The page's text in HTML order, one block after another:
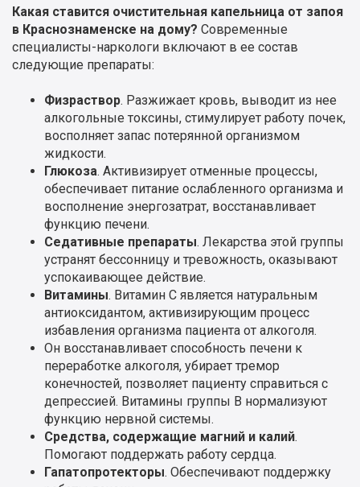
Какая ставится очистительная капельница от запоя
в Краснознаменске на дому? Современные
специалисты-наркологи включают в ее состав
следующие препараты:
Физраствор. Разжижает кровь, выводит из нее
алкогольные токсины, стимулирует работу почек,
восполняет запас потерянной организмом
жидкости.
Глюкоза. Активизирует отменные процессы,
обеспечивает питание ослабленного организма и
восполнение энергозатрат, восстанавливает
функцию печени.
Седативные препараты. Лекарства этой группы
устранят бессонницу и тревожность, оказывают
успокаивающее действие.
Витамины. Витамин С является натуральным
антиоксидантом, активизирующим процесс
избавления организма пациента от алкоголя.
Он восстанавливает способность печени к
переработке алкоголя, убирает тремор
конечностей, позволяет пациенту справиться с
депрессией. Витамины группы В нормализуют
функцию нервной системы.
Средства, содержащие магний и калий.
Помогают поддержать работу сердца.
Гапатопротекторы. Обеспечивают поддержку